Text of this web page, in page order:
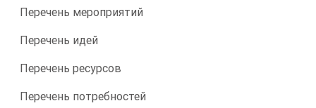
Перечень мероприятий
Перечень идей
Перечень ресурсов
Перечень потребностей